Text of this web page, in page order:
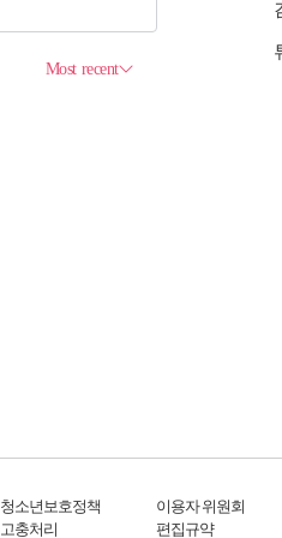
청소년보호정책
고충처리
이용자 위원회
편집규약